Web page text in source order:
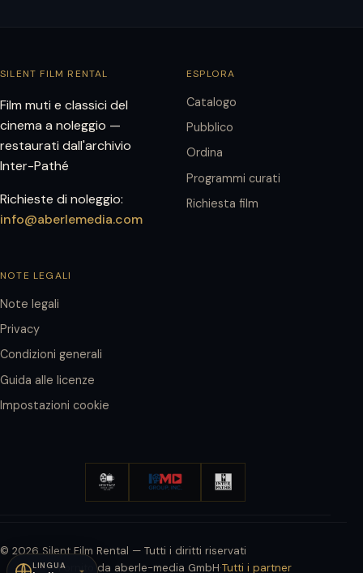
SILENT FILM RENTAL
Film muti e classici del
cinema a noleggio —
restaurati dall'archivio
Inter-Pathé
Richieste di noleggio:
info@aberlemedia.com
ESPLORA
Catalogo
Pubblico
Ordina
Programmi curati
Richiesta film
NOTE LEGALI
Note legali
Privacy
Condizioni generali
Guida alle licenze
Impostazioni cookie
© 2026 Silent Film Rental — Tutti i diritti riservati
Fornito da aberle-media GmbH·Tutti i partner
LINGUA